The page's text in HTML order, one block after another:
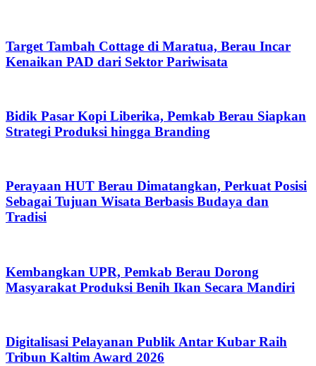
Target Tambah Cottage di Maratua, Berau Incar
Kenaikan PAD dari Sektor Pariwisata
Bidik Pasar Kopi Liberika, Pemkab Berau Siapkan
Strategi Produksi hingga Branding
Perayaan HUT Berau Dimatangkan, Perkuat Posisi
Sebagai Tujuan Wisata Berbasis Budaya dan
Tradisi
Kembangkan UPR, Pemkab Berau Dorong
Masyarakat Produksi Benih Ikan Secara Mandiri
Digitalisasi Pelayanan Publik Antar Kubar Raih
Tribun Kaltim Award 2026